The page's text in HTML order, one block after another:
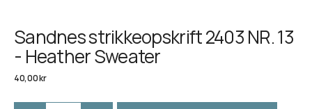
Sandnes strikkeopskrift 2403 NR. 13
- Heather Sweater
Normalpris
40,00 kr